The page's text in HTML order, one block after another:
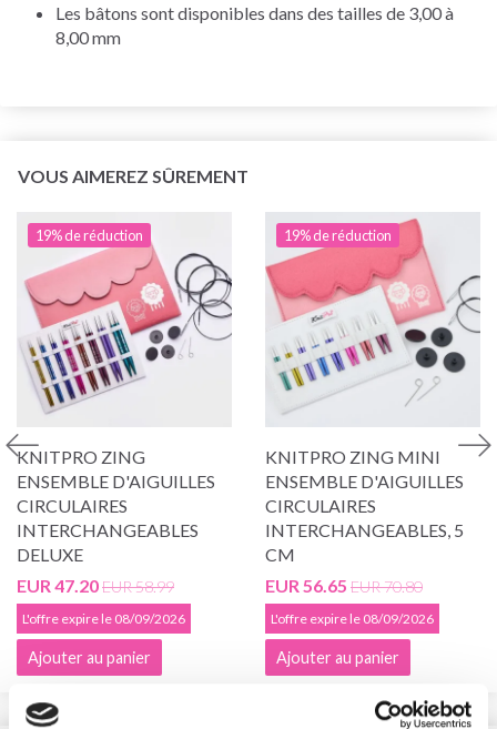
Les bâtons sont disponibles dans des tailles de 3,00 à
8,00 mm
VOUS AIMEREZ SÛREMENT
19% de réduction
KNITPRO ZING
ENSEMBLE D'AIGUILLES
CIRCULAIRES
INTERCHANGEABLES
DELUXE
EUR 47.20EUR 58.99
L'offre expire le 08/09/2026
Ajouter au panier
19% de réduction
KNITPRO ZING MINI
ENSEMBLE D'AIGUILLES
CIRCULAIRES
INTERCHANGEABLES, 5
CM
EUR 56.65 EUR 70.80
L'offre expire le 08/09/2026
Ajouter au panier